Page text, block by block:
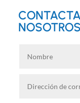
NOSOTROS